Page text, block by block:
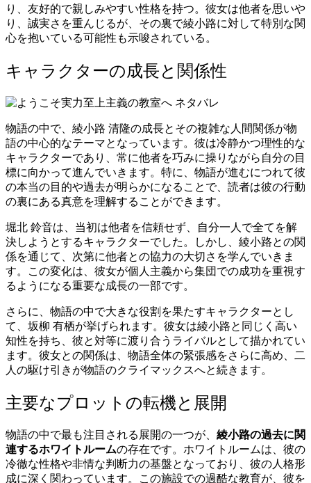
り、友好的で親しみやすい性格を持つ。彼女は他者を思いや
り、誠実さを重んじるが、その裏で綾小路に対して特別な関
心を抱いている可能性も示唆されている。
キャラクターの成長と関係性
物語の中で、綾小路 清隆の成長とその複雑な人間関係が物
語の中心的なテーマとなっています。彼は冷静かつ理性的な
キャラクターであり、常に他者を巧みに操りながら自分の目
標に向かって進んでいきます。特に、物語が進むにつれて彼
の本当の目的や過去が明らかになることで、読者は彼の行動
の裏にある真意を理解することができます。
堀北 鈴音は、当初は他者を信頼せず、自分一人で全てを解
決しようとするキャラクターでした。しかし、綾小路との関
係を通じて、次第に他者との協力の大切さを学んでいきま
す。この変化は、彼女が個人主義から集団での成功を重視す
るようになる重要な成長の一部です。
さらに、物語の中で大きな役割を果たすキャラクターとし
て、坂柳 有栖が挙げられます。彼女は綾小路と同じく高い
知性を持ち、彼と対等に渡り合うライバルとして描かれてい
ます。彼女との関係は、物語全体の緊張感をさらに高め、二
人の駆け引きが物語のクライマックスへと続きます。
主要なプロットの転機と展開
物語の中で最も注目される展開の一つが、 綾小路の過去に関
連するホワイトルームの存在です。ホワイトルームは、彼の
冷徹な性格や非情な判断力の基盤となっており、彼の人格形
成に深く関わっています。この施設での過酷な教育が、彼を